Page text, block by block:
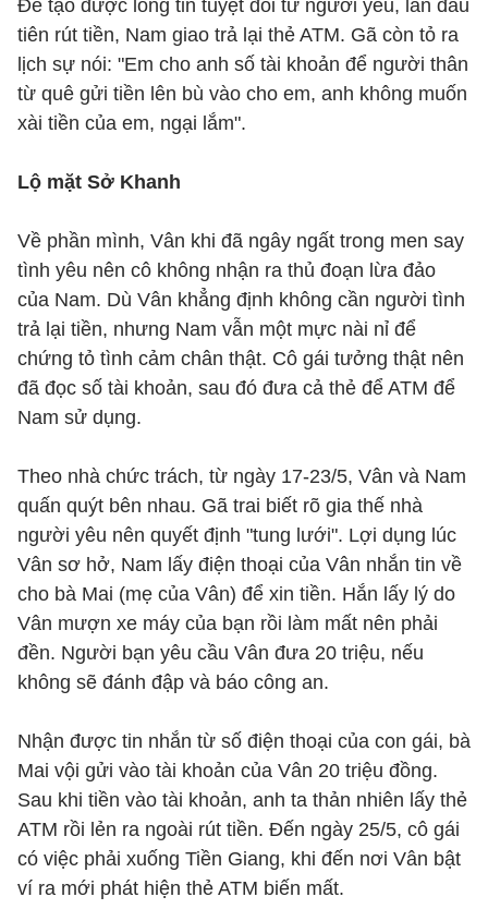
Để tạo được lòng tin tuyệt đối từ người yêu, lần đầu
tiên rút tiền, Nam giao trả lại thẻ ATM. Gã còn tỏ ra
lịch sự nói: "Em cho anh số tài khoản để người thân
từ quê gửi tiền lên bù vào cho em, anh không muốn
xài tiền của em, ngại lắm".
Lộ mặt Sở Khanh
Về phần mình, Vân khi đã ngây ngất trong men say
tình yêu nên cô không nhận ra thủ đoạn lừa đảo
của Nam. Dù Vân khẳng định không cần người tình
trả lại tiền, nhưng Nam vẫn một mực nài nỉ để
chứng tỏ tình cảm chân thật. Cô gái tưởng thật nên
đã đọc số tài khoản, sau đó đưa cả thẻ để ATM để
Nam sử dụng.
Theo nhà chức trách, từ ngày 17-23/5, Vân và Nam
quấn quýt bên nhau. Gã trai biết rõ gia thế nhà
người yêu nên quyết định "tung lưới". Lợi dụng lúc
Vân sơ hở, Nam lấy điện thoại của Vân nhắn tin về
cho bà Mai (mẹ của Vân) để xin tiền. Hắn lấy lý do
Vân mượn xe máy của bạn rồi làm mất nên phải
đền. Người bạn yêu cầu Vân đưa 20 triệu, nếu
không sẽ đánh đập và báo công an.
Nhận được tin nhắn từ số điện thoại của con gái, bà
Mai vội gửi vào tài khoản của Vân 20 triệu đồng.
Sau khi tiền vào tài khoản, anh ta thản nhiên lấy thẻ
ATM rồi lẻn ra ngoài rút tiền. Đến ngày 25/5, cô gái
có việc phải xuống Tiền Giang, khi đến nơi Vân bật
ví ra mới phát hiện thẻ ATM biến mất.